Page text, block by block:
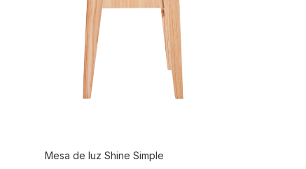
Mesa de luz Shine Simple